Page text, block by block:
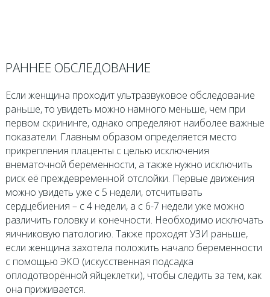
РАННЕЕ ОБСЛЕДОВАНИЕ
Если женщина проходит ультразвуковое обследование
раньше, то увидеть можно намного меньше, чем при
первом скрининге, однако определяют наиболее важные
показатели. Главным образом определяется место
прикрепления плаценты с целью исключения
внематочной беременности, а также нужно исключить
риск её преждевременной отслойки. Первые движения
можно увидеть уже с 5 недели, отсчитывать
сердцебиения – с 4 недели, а с 6-7 недели уже можно
различить головку и конечности. Необходимо исключать
яичниковую патологию. Также проходят УЗИ раньше,
если женщина захотела положить начало беременности
с помощью ЭКО (искусственная подсадка
оплодотворённой яйцеклетки), чтобы следить за тем, как
она приживается.